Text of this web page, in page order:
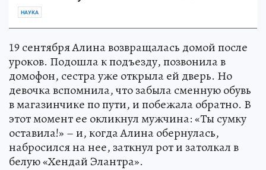
НАУКА
19 сентября Алина возвращалась домой после
уроков. Подошла к подъезду, позвонила в
домофон, сестра уже открыла ей дверь. Но
девочка вспомнила, что забыла сменную обувь
в магазинчике по пути, и побежала обратно. В
этот момент ее окликнул мужчина: «Ты сумку
оставила!» – и, когда Алина обернулась,
набросился на нее, заткнул рот и затолкал в
белую «Хендай Элантра».